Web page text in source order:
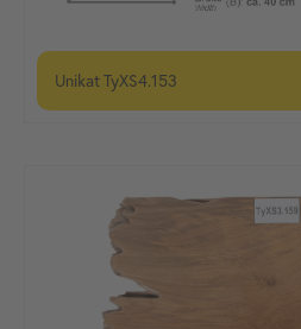
UnikatTyXS4.153